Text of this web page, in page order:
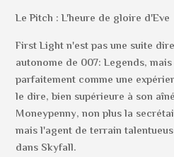
Le Pitch : L'heure de gloire d'Eve
First Light n'est pas une suite
autonome de 007: Legends,
parfaitement comme une
le dire, bien supérieure à son
Moneypenny, non plus la
mais l'agent de terrain
dans Skyfall.